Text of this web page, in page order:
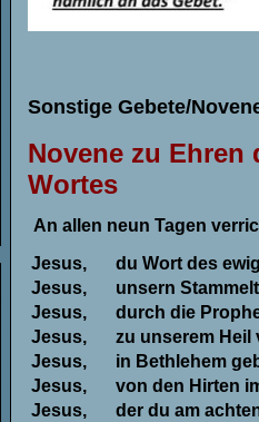
Sonstige Gebete/
Novene zu
Wortes
An allen neun Tagen
Jesus,
du Wort des
Jesus,
unsern
Jesus,
durch die
Jesus,
zu unserem Heil
Jesus,
in Bethlehem
Jesus,
von den Hirten
Jesus,
der du am